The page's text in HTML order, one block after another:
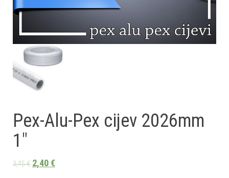
Pex-Alu-Pex cijev 2026mm
1″
3,45€ 2,40€